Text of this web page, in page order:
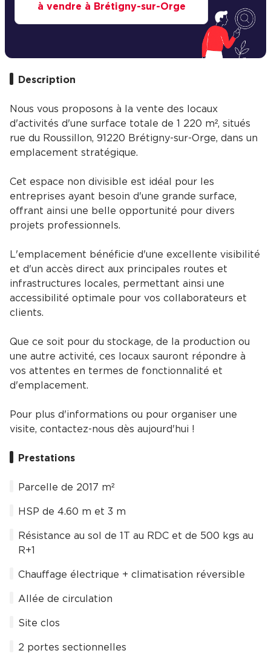
à vendre à Brétigny-sur-Orge
Description
Nous vous proposons à la vente des locaux
d'activités d'une surface totale de 1 220 m², situés
rue du Roussillon, 91220 Brétigny-sur-Orge, dans un
emplacement stratégique.
Cet espace non divisible est idéal pour les
entreprises ayant besoin d'une grande surface,
offrant ainsi une belle opportunité pour divers
projets professionnels.
L'emplacement bénéficie d'une excellente visibilité
et d'un accès direct aux principales routes et
infrastructures locales, permettant ainsi une
accessibilité optimale pour vos collaborateurs et
clients.
Que ce soit pour du stockage, de la production ou
une autre activité, ces locaux sauront répondre à
vos attentes en termes de fonctionnalité et
d'emplacement.
Pour plus d'informations ou pour organiser une
visite, contactez-nous dès aujourd'hui !
Prestations
Parcelle de 2017 m²
HSP de 4.60 m et 3 m
Résistance au sol de 1T au RDC et de 500 kgs au
R+1
Chauffage électrique + climatisation réversible
Allée de circulation
Site clos
2 portes sectionnelles